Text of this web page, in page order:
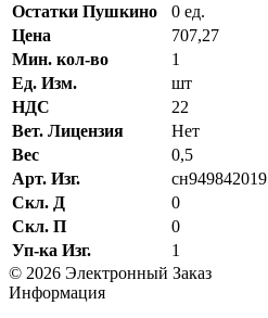
Остатки Пушкино
0 ед.
Цена
707,27
Мин. кол-во
1
Ед. Изм.
шт
НДС
22
Вет. Лицензия
Нет
Вес
0,5
Арт. Изг.
сн949842019
Скл. Д
0
Скл. П
0
Уп-ка Изг.
1
© 2026 Электронный Заказ
Информация